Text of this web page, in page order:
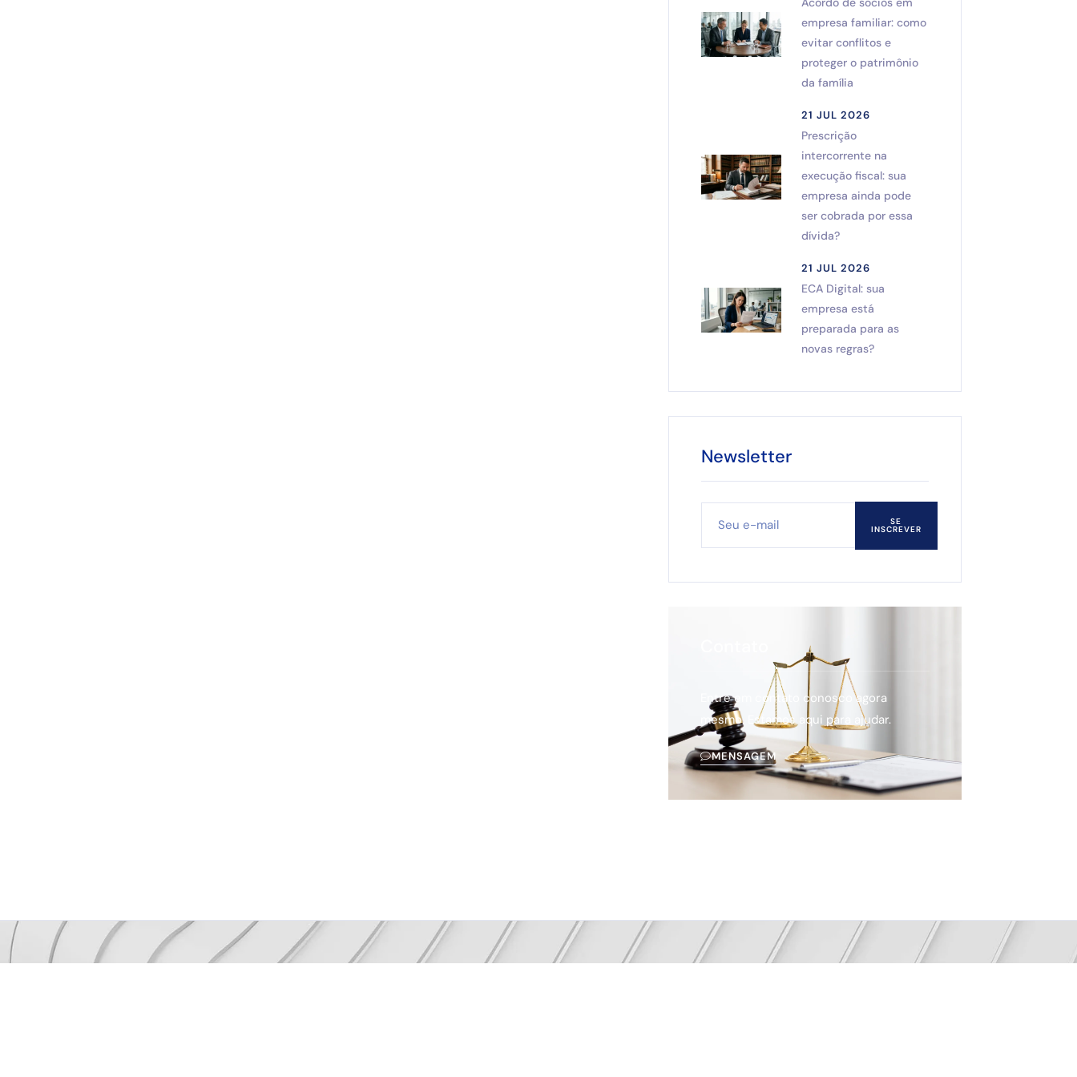
empresa familiar: como
evitar conflitos e
proteger o patrimônio
da família
21 JUL 2026
Prescrição
intercorrente na
execução fiscal: sua
empresa ainda pode
ser cobrada por essa
dívida?
21 JUL 2026
ECA Digital: sua
empresa está
preparada para as
novas regras?
Newsletter
SE
INSCREVER
Entre em contato conosco agora
mesmo. Estamos aqui para ajudar.
MENSAGEM